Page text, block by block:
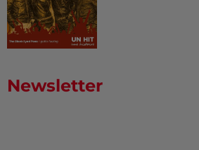
Newsletter